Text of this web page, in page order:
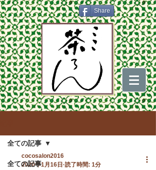
Share
全ての記事
全ての記事
cocosalon2016
2020年1月16日 読了時間: 1分